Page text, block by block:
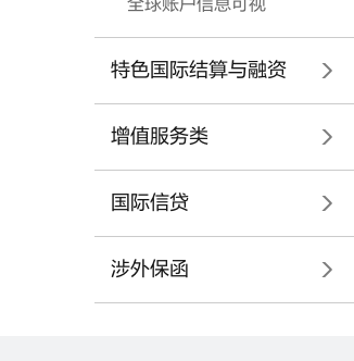
全球账户信息可视
特色国际结算与融资
增值服务类
国际信贷
涉外保函